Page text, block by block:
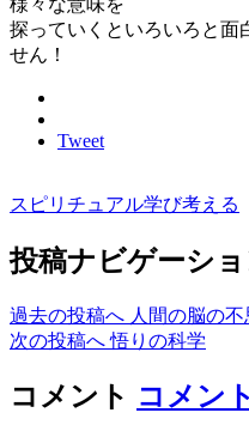
探っていくといろいろと面
せん！
Tweet
スピリチュアル学び考える
投稿ナビゲーシ
過去の投稿へ 人間の脳の不
次の投稿へ 悟りの科学
コメント コメン